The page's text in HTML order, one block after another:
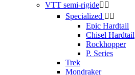
VTT semi-rigide 
Specialized  
Epic Hardtail
Chisel Hardtail
Rockhopper
P. Series
Trek
Mondraker